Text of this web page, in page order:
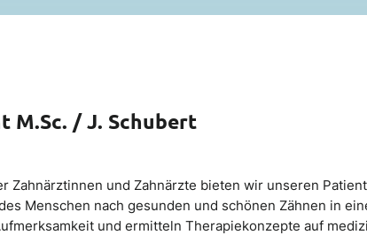
M.Sc. / J. Schubert
und Zahnärzte bieten wir unseren
Menschen nach gesunden und schönen Zähnen in
und ermitteln Therapiekonzepte auf